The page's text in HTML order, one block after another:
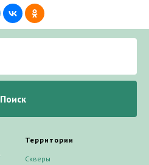
Поиск
Территории
Скверы